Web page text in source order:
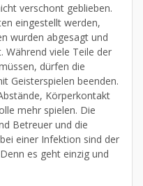
verschont geblieben.
eingestellt werden,
wurden abgesagt und
Während viele Teile der
dürfen die
Geisterspielen beenden.
Körperkontakt
mehr spielen. Die
Betreuer und die
einer Infektion sind der
es geht einzig und